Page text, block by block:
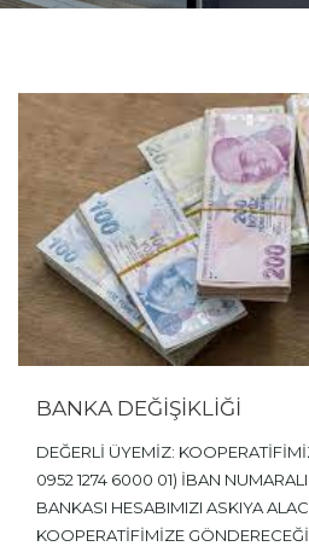
BANKA DEĞİŞİKLİĞİ
DEĞERLİ ÜYEMİZ:
0952 1274 6000 01) İBAN
BANKASI HESABIMIZI ASKIYA
KOOPERATİFİMİZE